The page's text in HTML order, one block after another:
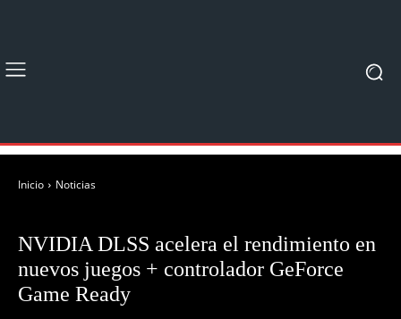
Inicio Noticias
NVIDIA DLSS acelera el rendimiento en
nuevos juegos + controlador GeForce
Game Ready